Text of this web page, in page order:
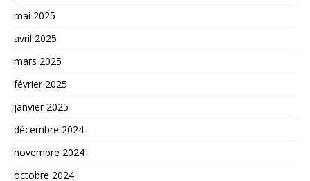
mai 2025
avril 2025
mars 2025
février 2025
janvier 2025
décembre 2024
novembre 2024
octobre 2024